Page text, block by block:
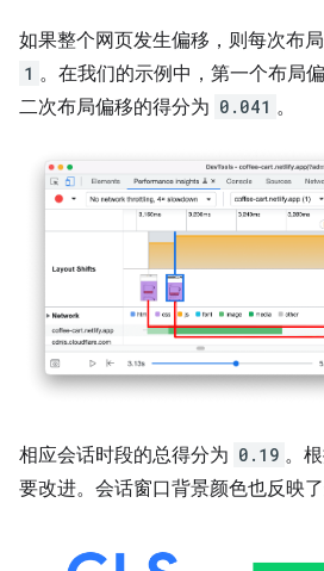
如果整个网页发生偏移，则每次布
1 。在我们的示例中，第一个布局
二次布局偏移的得分为 0.041 。
相应会话时段的总得分为 0.19 。
要改进。会话窗口背景颜色也反映了